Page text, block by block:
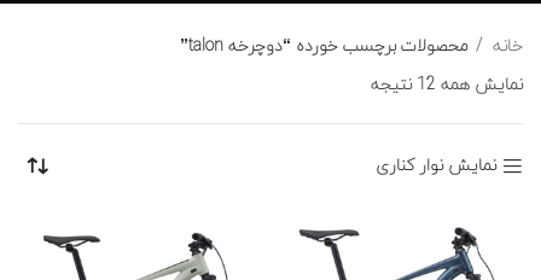
خانه
محصولات برچسب خورده “دوچرخه talon”
نمایش همه 12 نتیجه
نمایش نوار کناری